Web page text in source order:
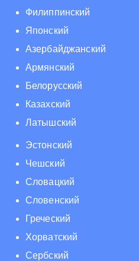
Филиппинский
Японский
Азербайджанский
Армянский
Белорусский
Казахский
Латышский
Эстонский
Чешский
Словацкий
Словенский
Греческий
Хорватский
Сербский